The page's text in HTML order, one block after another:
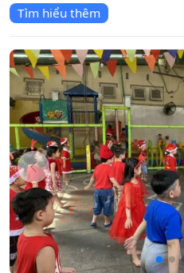
Tìm hiểu thêm